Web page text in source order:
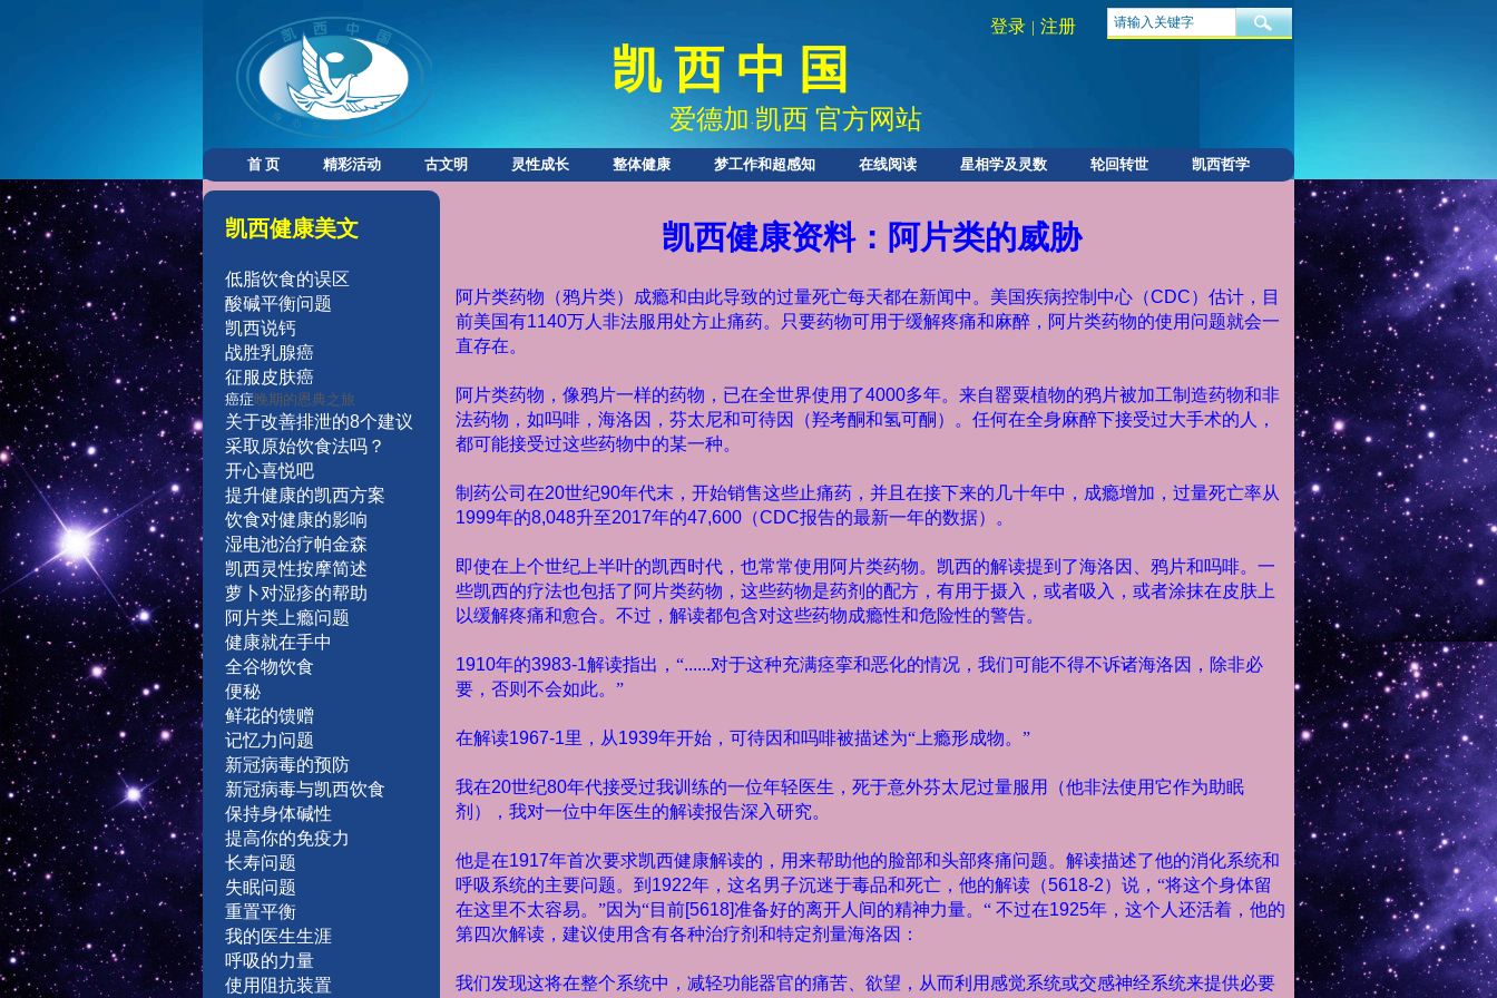
首 页 精彩活动 古文明 灵性成长 整体健康 梦工作和超感知 在线阅读 星相学及灵数 轮回转世 凯西哲学
凯 西 中 国
登录 注册
爱德加 · 凯西 官方网站
凯西健康美文
低脂饮食的误区
酸碱平衡问题
凯西说钙
战胜乳腺癌
征服皮肤癌
癌症晚期的恩典之旅
关于改善排泄的8个建议
采取原始饮食法吗？
开心喜悦吧
提升健康的凯西方案
饮食对健康的影响
湿电池治疗帕金森
凯西灵性按摩简述
萝卜对湿疹的帮助
阿片类上瘾问题
健康就在手中
全谷物饮食
便秘
鲜花的馈赠
记忆力问题
新冠病毒的预防
新冠病毒与凯西饮食
保持身体碱性
提高你的免疫力
长寿问题
失眠问题
重置平衡
我的医生生涯
呼吸的力量
使用 阻抗装置
凯西健康资料：阿片类的威胁
阿片类药物（鸦片类）成瘾和由此导致的过量死亡每天都在新闻中。美国疾病控制中心（CDC）估计，目
前美国有1140万人非法服用处方止痛药。只要药物可用于缓解疼痛和麻醉，阿片类药物的使用问题就会一
直存在。
阿片类药物，像鸦片一样的药物，已在全世界使用了4000多年。来自罂粟植物的鸦片被加工制造药物和非
法药物，如吗啡，海洛因，芬太尼和可待因（羟考酮和氢可酮）。任何在全身麻醉下接受过大手术的人，
都可能接受过这些药物中的某一种。
制药公司在20世纪90年代末，开始销售这些止痛药，并且在接下来的几十年中，成瘾增加，过量死亡率从
1999年的8,048升至2017年的47,600 （CDC报告的最新一年的数据）。
即使在上个世纪上半叶的凯西时代，也常常使用阿片类药物。凯西的解读提到了海洛因、鸦片和吗啡。一
些凯西的疗法也包括了阿片类药物，这些药物是药剂的配方，有用于摄入，或者吸入，或者涂抹在皮肤上
以缓解疼痛和愈合。不过，解读都包含对这些药物成瘾性和危险性的警告。
1910年的3983-1解读指出，“......对于这种充满痉挛和恶化的情况，我们可能不得不诉诸海洛因，除非必
要，否则不会如此。”
在解读1967-1里，从1939年开始，可待因和吗啡被描述为“上瘾形成物。”
我在20世纪80年代接受过我训练的一位年轻医生，死于意外芬太尼过量服用（他非法使用它作为助眠
剂），我对一位中年医生的解读报告深入研究。
他是在1917年首次要求凯西健康解读的，用来帮助他的脸部和头部疼痛问题。解读描述了他的消化系统和
呼吸系统的主要问题。到 1922年，这名男子沉迷于毒品和死亡，他的解读（5618-2）说，“将这个身体留
在这里不太容易。”因为“目前[5618]准备好的离开人间的精神力量。“ 不过在1925年，这个人还活着，他的
第四次解读，建议使用含有各种治疗剂和特定剂量海洛因：
我们发现这将在整个系统中，减轻功能器官的痛苦、欲望，从而利用感觉系统或交感神经系统来提供必要